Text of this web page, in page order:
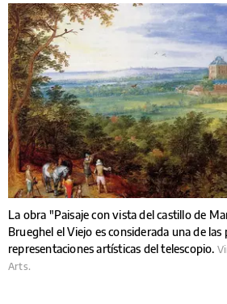
La obra "Paisaje con vista del castillo de
Brueghel el Viejo es considerada una de las
representaciones artísticas del telescopio.
Arts.